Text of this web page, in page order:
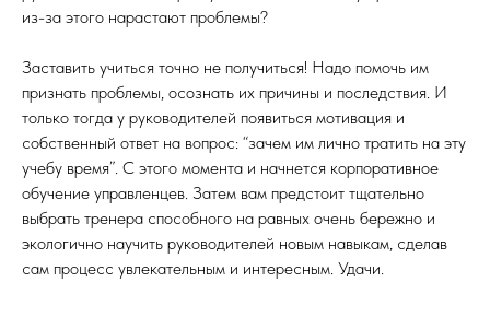
из-за этого нарастают проблемы?
Заставить учиться точно не получиться! Надо помочь им
признать проблемы, осознать их причины и последствия. И
только тогда у руководителей появиться мотивация и
собственный ответ на вопрос: “зачем им лично тратить на эту
учебу время”. С этого момента и начнется корпоративное
обучение управленцев. Затем вам предстоит тщательно
выбрать тренера способного на равных очень бережно и
экологично научить руководителей новым навыкам, сделав
сам процесс увлекательным и интересным. Удачи.